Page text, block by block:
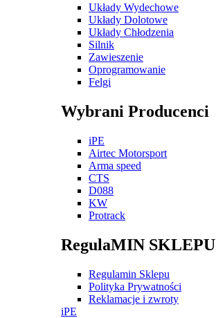
Układy Wydechowe
Układy Dolotowe
Układy Chłodzenia
Silnik
Zawieszenie
Oprogramowanie
Felgi
Wybrani Producenci
iPE
Airtec Motorsport
Arma speed
CTS
D088
KW
Protrack
RegulaMIN SKLEPU
Regulamin Sklepu
Polityka Prywatności
Reklamacje i zwroty
iPE